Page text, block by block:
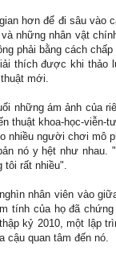
hơn để đi sâu
những nhân vật
phải bằng cách
thích được khi thảo
mới.
những ám ảnh của
khoa-học-viễn-
người chơi mô
nó y hệt như nhau.
tôi rất nhiều".
nhân viên vào
tính của họ đã
kỷ 2010, một lập
cậu quan tâm đến nó.